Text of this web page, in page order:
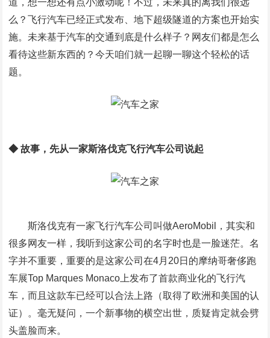
道，想一想还有点小激动呢！不过，未来真的离我们很远
么？飞行汽车已经正式发布、地下超级隧道的方案也开始实
施。未来基于汽车的交通到底是什么样子？网友们都是怎么
看待这些新东西的？今天咱们就一起聊一聊这个轻松的话
题。
◆ 故事，先从一家斯洛伐克飞行汽车公司说起
斯洛伐克有一家飞行汽车公司叫做AeroMobil，其实和
很多网友一样，我听到这家公司的名字时也是一脸迷茫。名
字并不重要，重要的是这家公司在4月20日的摩纳哥奢侈跑
车展Top Marques Monaco上发布了首款商业化的飞行汽
车，而且这款车已经可以合法上路（取得了欧洲和美国的认
证）。毫无疑问，一个新事物的横空出世，质疑肯定就会劈
头盖脸而来。